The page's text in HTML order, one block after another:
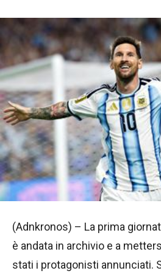
(Adnkronos) – La prima
è andata in archivio e a
stati i protagonisti annunciati.